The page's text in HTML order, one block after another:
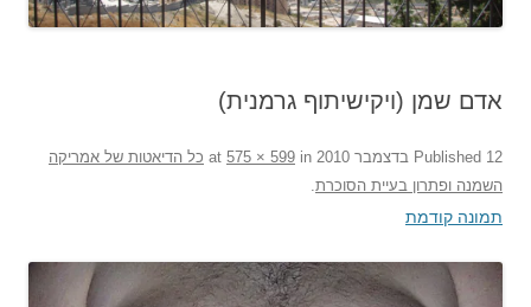
אדם שמן (ויקישיתוף גרמנית)
Published 12 בדצמבר 2010 575 × 599 in
כל הדיאטות של אמריקה
השמנה ופתרון בעיית הסוכרת
תמונה קודמת